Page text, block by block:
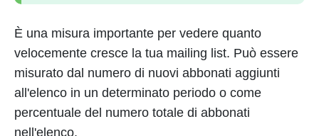
È una misura importante per vedere quanto
velocemente cresce la tua mailing list. Può essere
misurato dal numero di nuovi abbonati aggiunti
all'elenco in un determinato periodo o come
percentuale del numero totale di abbonati
nell'elenco.